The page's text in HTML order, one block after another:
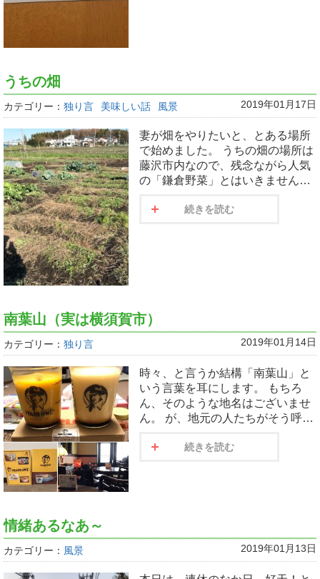
うちの畑
カテゴリー： 独り言 美味しい話 風景 2019年01月17日
妻が畑をやりたいと、とある場所
で始めました。 うちの畑の場所は
藤沢市内なので、残念ながら人気
の「鎌倉野菜」とはいきません…
続きを読む
南葉山（実は横須賀市）
カテゴリー： 独り言 2019年01月14日
時々、と言うか結構「南葉山」と
いう言葉を耳にします。 もちろ
ん、そのような地名はございませ
ん。 が、地元の人たちがそう呼…
続きを読む
情緒あるなあ～
カテゴリー： 風景 2019年01月13日